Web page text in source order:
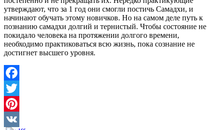
утверждают, что за 1 год они смогли постичь Самадхи, и
начинают обучать этому новичков. Но на самом деле путь к
познанию самадхи долгий и тернистый. Чтобы состояние не
покидало человека на протяжении долгого времени,
необходимо практиковаться всю жизнь, пока сознание не
достигнет высшего уровня.
Facebook
Twitter
Pinterest